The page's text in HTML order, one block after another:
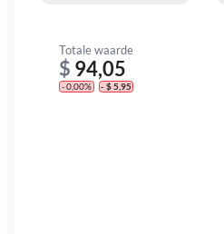
Totale waarde
$ 94,05
- 0,00% - $ 5,95